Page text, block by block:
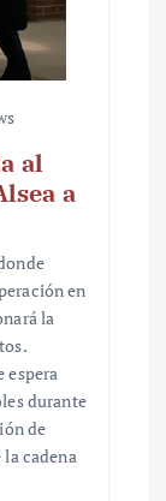
al
a
en
la
espera
durante
de
cadena